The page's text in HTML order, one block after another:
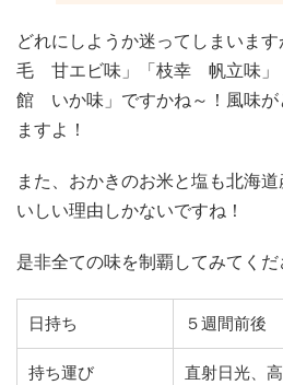
どれにしようか迷ってしまいま
毛 甘エビ味」「枝幸 帆立味」
館 いか味」ですかね～！風味が
ますよ！
また、おかきのお米と塩も北海
いしい理由しかないですね！
是非全ての味を制覇してみてくだ
日持ち ５週間前後
持ち運び 直射日光、